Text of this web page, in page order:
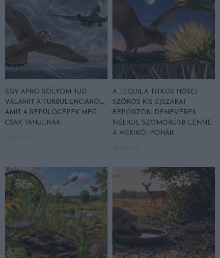
EGY APRÓ SÓLYOM TUD
VALAMIT A TURBULENCIÁRÓL,
AMIT A REPÜLŐGÉPEK MÉG
CSAK TANULNAK
A TEQUILA TITKOS HŐSEI
SZŐRÖS KIS ÉJSZAKAI
BEPORZÓK: DENEVÉREK
NÉLKÜL SZOMORÚBB LENNE
A MEXIKÓI POHÁR